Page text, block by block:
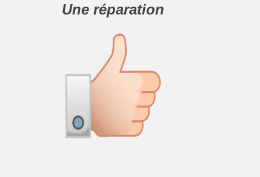
Une réparation